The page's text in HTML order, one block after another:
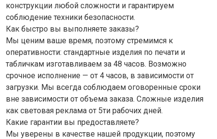
конструкции любой сложности и гарантируем
соблюдение техники безопасности.
Как быстро вы выполняете заказы?
Мы ценим ваше время, поэтому стремимся к
оперативности: стандартные изделия по печати и
табличкам изготавливаем за 48 часов. Возможно
срочное исполнение — от 4 часов, в зависимости от
загрузки. Мы всегда соблюдаем оговоренные сроки
вне зависимости от объема заказа. Сложные изделия
как световая реклама от 5ти рабочих дней.
Какие гарантии вы предоставляете?
Мы уверены в качестве нашей продукции, поэтому